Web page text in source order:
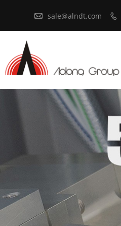
 sale@alndt.com 